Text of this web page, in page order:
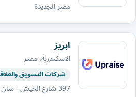
مصر الجديدة
ابريز
الاسكندرية, مصر
شركات التسويق
397 شارع الجيش - سان ستيفانو - الاسكندرية - مصر